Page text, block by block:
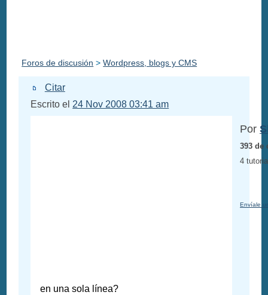
Foros de discusión >Wordpress, blogs y CMS
Citar
Escrito el 24 Nov 2008 03:41 am
en una sola línea?
Por
393 de
4
Envíale